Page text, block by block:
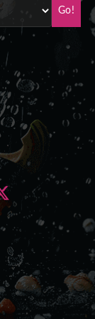
Go!